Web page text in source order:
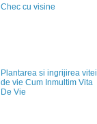
Chec cu visine
Plantarea si ingrijirea vitei
de vie Cum Inmultim Vita
De Vie